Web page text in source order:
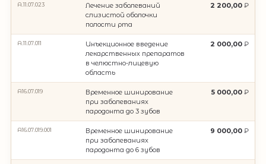
A.11.07.023
Лечение заболеваний
слизистой оболочки
полости рта
2 200,00
A.11.07.011
Инъекционное введение
лекарственных препаратов
в челюстно-лицевую
область
2 000,00
A16.07.019
Временное шинирование
при заболеваниях
пародонта до 3 зубов
5 000,00
A16.07.019.001
Временное шинирование
при заболеваниях
пародонта до 6 зубов
9 000,00